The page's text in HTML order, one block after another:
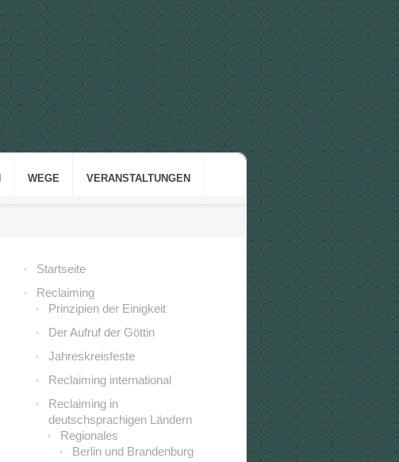
WEGE VERANSTALTUNGEN
Startseite
Reclaiming
Prinzipien der Einigkeit
Der Aufruf der Göttin
Jahreskreisfeste
Reclaiming international
Reclaiming in
deutschsprachigen Ländern
Regionales
Berlin und Brandenburg